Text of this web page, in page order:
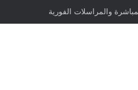
حسم صفقة محمد صلاح